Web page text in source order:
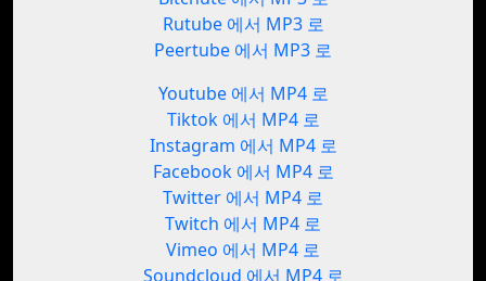
Rutube 에서 MP3 로
Peertube 에서 MP3 로
Youtube 에서 MP4 로
Tiktok 에서 MP4 로
Instagram 에서 MP4 로
Facebook 에서 MP4 로
Twitter 에서 MP4 로
Twitch 에서 MP4 로
Vimeo 에서 MP4 로
Soundcloud 에서 MP4 로